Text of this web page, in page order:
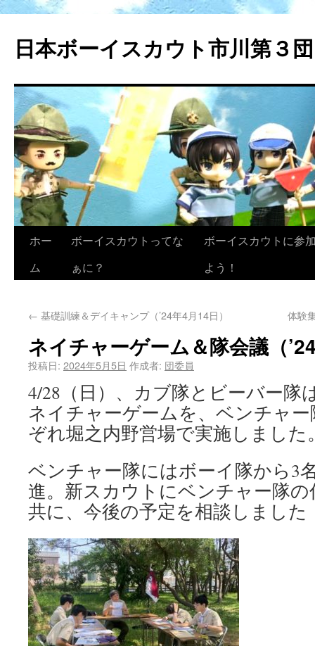
日本ボーイスカウト市川第３団
ホー
ム
ボーイスカウトってな
ぁに？
ボーイスカウトに参
よう！
← 基礎訓練＆デイキャンプ（’24年4月14日） 体験
ネイチャーゲーム＆隊会議（
投稿日: 2024年5月5日 作成者: 団委員
4/28（日）、カブ隊とビーバー隊
ネイチャーゲームを、ベンチャ
ぞれ堀之内野営場で実施しました
ベンチャー隊にはボーイ隊から3
進。新スカウトにベンチャー隊
共に、今後の予定を相談しました